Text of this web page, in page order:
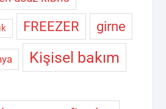
FREEZER girne
Kişisel bakım